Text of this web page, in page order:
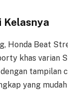
Kelasnya
Honda Beat
khas varian
tampilan
yang mudah